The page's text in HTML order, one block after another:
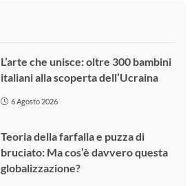
L’arte che unisce: oltre 300 bambini
italiani alla scoperta dell’Ucraina
6 Agosto 2026
Teoria della farfalla e puzza di
bruciato: Ma cos’è davvero questa
globalizzazione?